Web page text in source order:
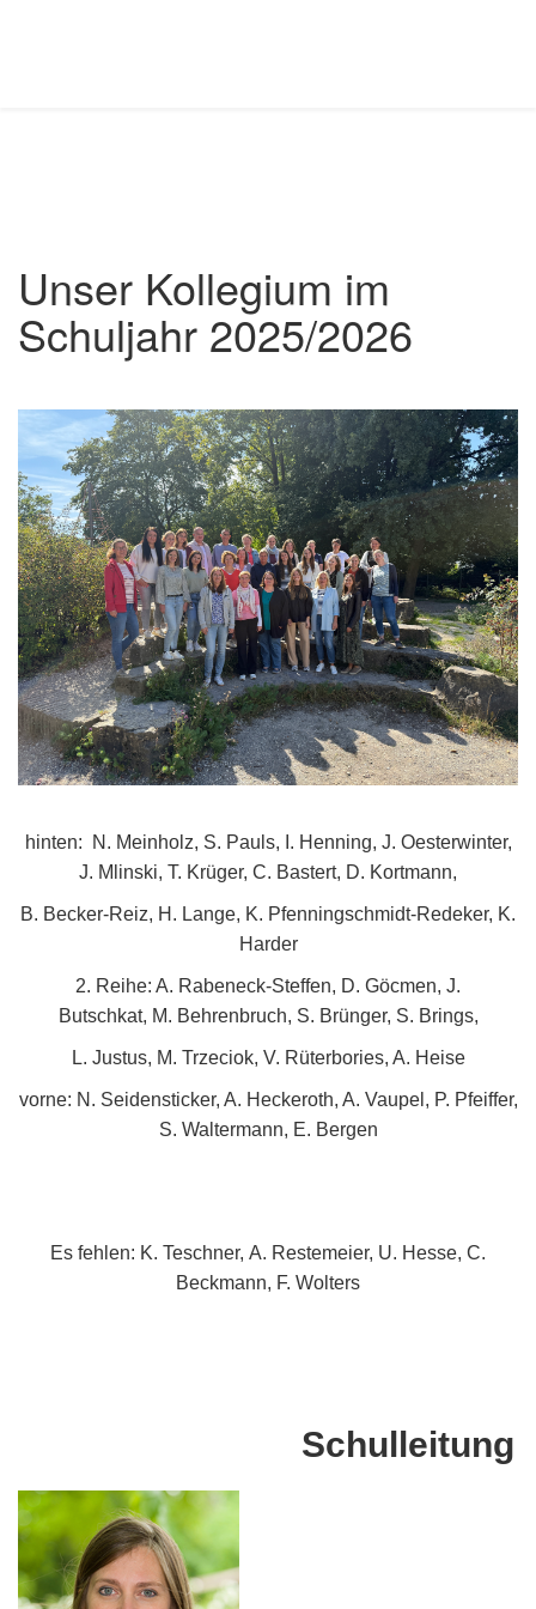
Unser Kollegium im
Schuljahr 2025/2026
hinten: N. Meinholz, S. Pauls, I. Henning, J. Oesterwinter,
J. Mlinski, T. Krüger, C. Bastert, D. Kortmann,
B. Becker-Reiz, H. Lange, K. Pfenningschmidt-Redeker, K.
Harder
2. Reihe: A. Rabeneck-Steffen, D. Göcmen, J.
Butschkat, M. Behrenbruch, S. Brünger, S. Brings,
L. Justus, M. Trzeciok, V. Rüterbories, A. Heise
vorne: N. Seidensticker, A. Heckeroth, A. Vaupel, P. Pfeiffer,
S. Waltermann, E. Bergen
Es fehlen: K. Teschner, A. Restemeier, U. Hesse, C.
Beckmann, F. Wolters
Schulleitung